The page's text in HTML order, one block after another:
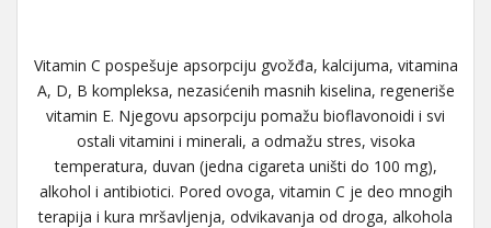
Vitamin C pospešuje apsorpciju gvožđa, kalcijuma, vitamina
A, D, B kompleksa, nezasićenih masnih kiselina, regeneriše
vitamin E. Njegovu apsorpciju pomažu bioflavonoidi i svi
ostali vitamini i minerali, a odmažu stres, visoka
temperatura, duvan (jedna cigareta uništi do 100 mg),
alkohol i antibiotici. Pored ovoga, vitamin C je deo mnogih
terapija i kura mršavljenja, odvikavanja od droga, alkohola